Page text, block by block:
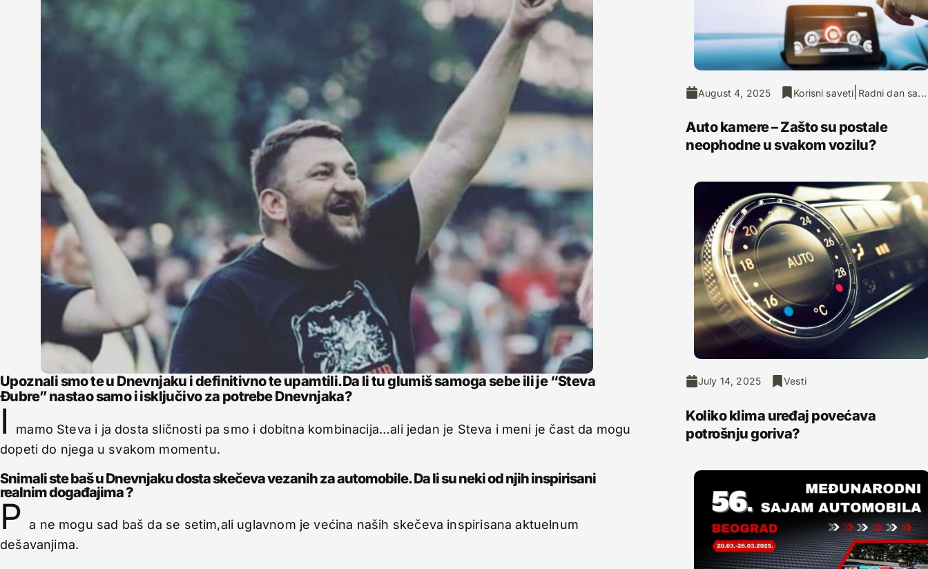
Upoznali smo te u Dnevnjaku i definitivno te upamtili.Da li tu glumiš samoga sebe ili je “Steva
Đubre” nastao samo i isključivo za potrebe Dnevnjaka?
I
mamo Steva i ja dosta sličnosti pa smo i dobitna kombinacija…ali jedan je Steva i meni je čast da mogu
dopeti do njega u svakom momentu.
Snimali ste baš u Dnevnjaku dosta skečeva vezanih za automobile. Da li su neki od njih inspirisani
realnim događajima ?
P a ne mogu sad baš da se setim,ali uglavnom je većina naših skečeva inspirisana aktuelnum
dešavanjima.
August 4, 2025 Korisni saveti Radni dan sa...
Auto kamere – Zašto su postale
neophodne u svakom vozilu?
July 14, 2025 Vesti
Koliko klima uređaj povećava
potrošnju goriva?